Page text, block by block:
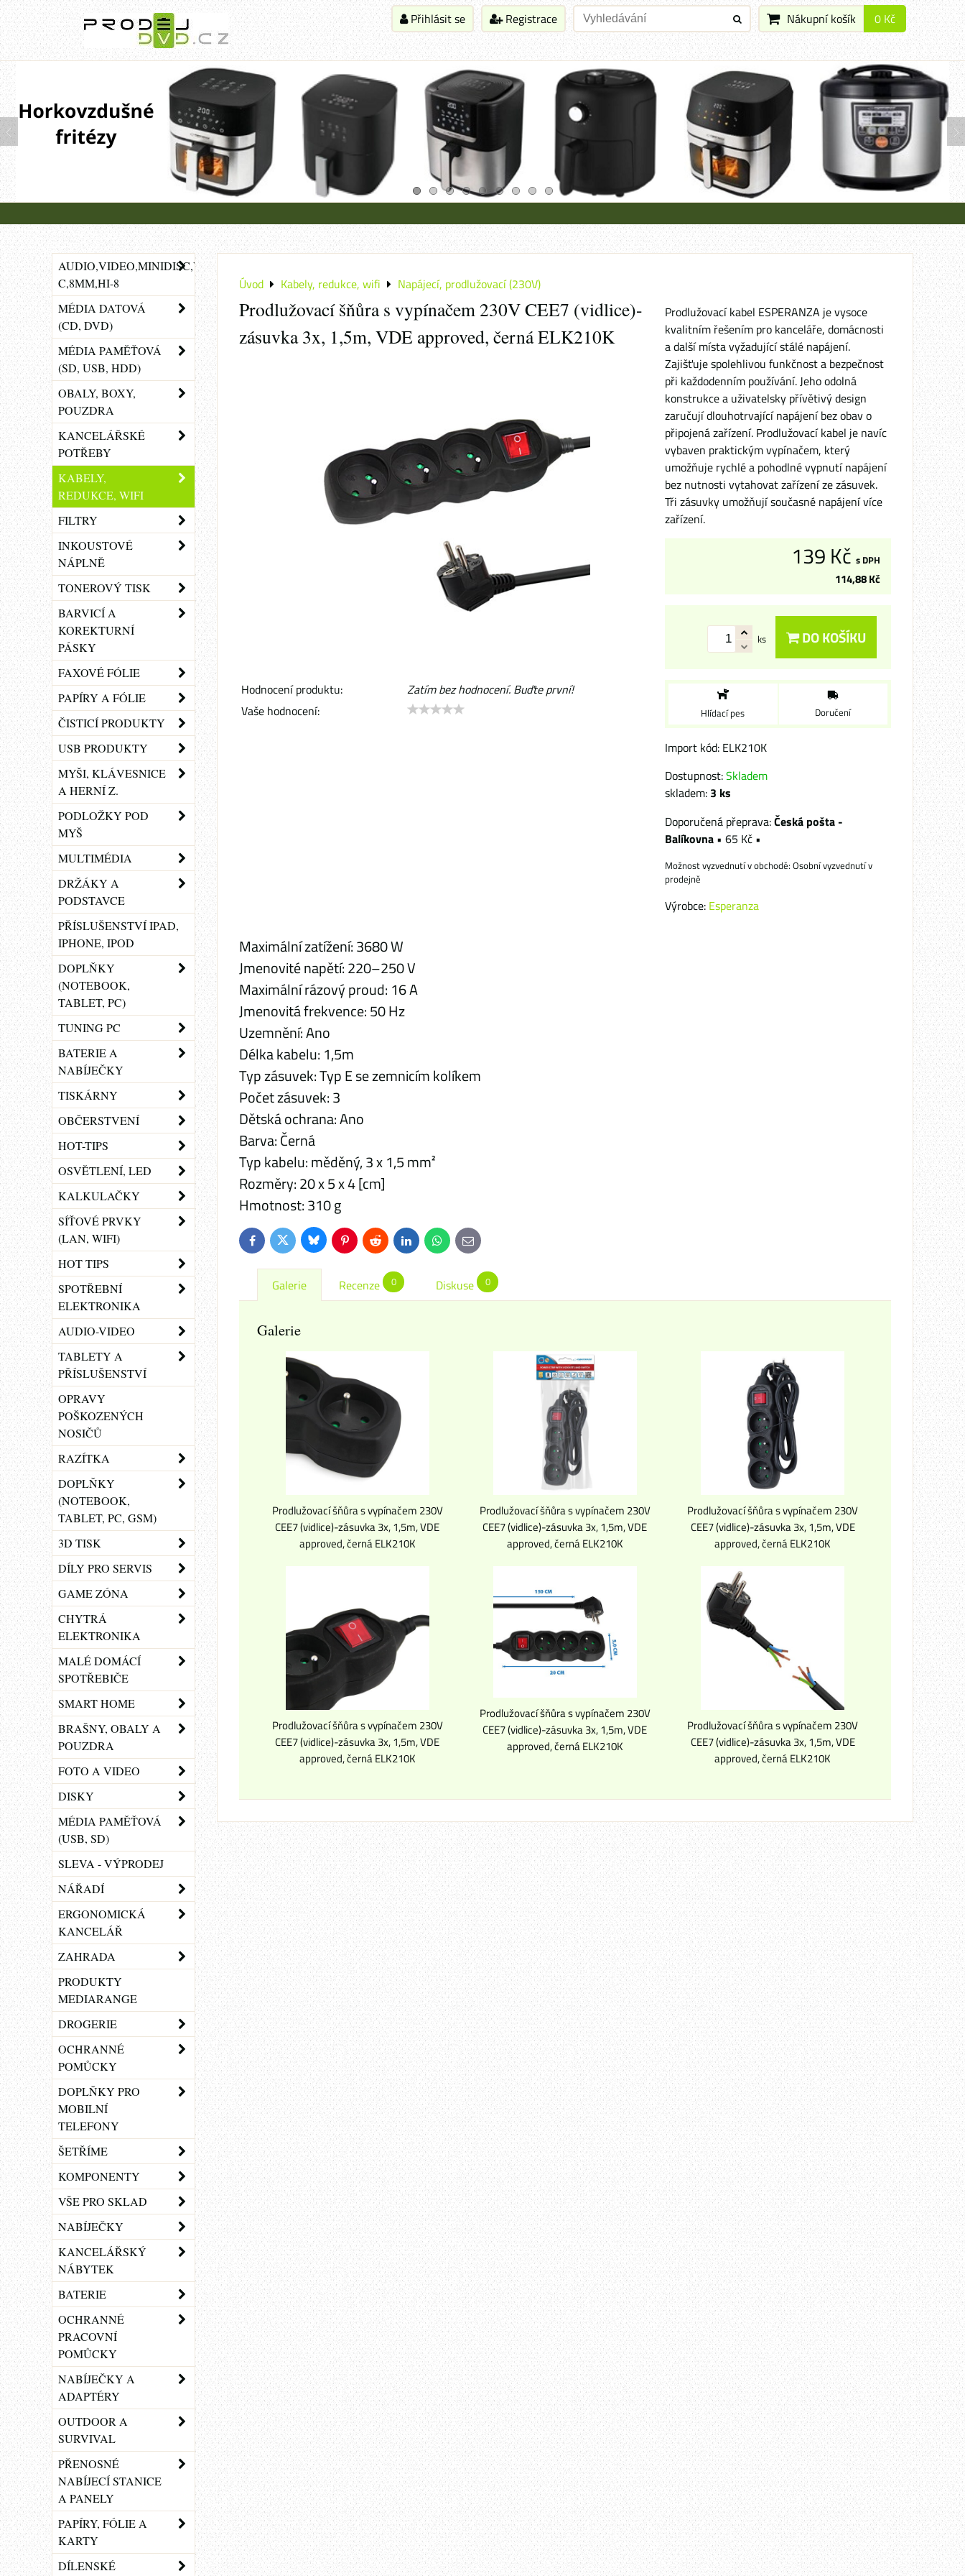
Přihlásit se Registrace Nákupní košík 0 Kč
Úvod Kabely, redukce, wifi Napájecí, prodlužovací (230V)
Prodlužovací šňůra s vypínačem 230V CEE7 (vidlice)-
zásuvka 3x, 1,5m, VDE approved, černá ELK210K
Hodnocení produktu:
Zatím bez hodnocení. Buďte první!
Vaše hodnocení:
Prodlužovací kabel ESPERANZA je vysoce
kvalitním řešením pro kanceláře, domácnosti
a další místa vyžadující stálé napájení.
Zajišťuje spolehlivou funkčnost a bezpečnost
při každodenním používání. Jeho odolná
konstrukce a uživatelsky přívětivý design
zaručují dlouhotrvající napájení bez obav o
připojená zařízení. Prodlužovací kabel je navíc
vybaven praktickým vypínačem, který
umožňuje rychlé a pohodlné vypnutí napájení
bez nutnosti vytahovat zařízení ze zásuvek.
Tři zásuvky umožňují současné napájení více
zařízení.
139 Kč s DPH
114,88 Kč
ks DO KOŠÍKU
Hlídací pes Doručení
Import kód: ELK210K
Dostupnost:Skladem
skladem: 3 ks
Česká pošta -
Balíkovna • 65 Kč •
Osobní vyzvednutí v
prodejně
Výrobce: Esperanza
Maximální zatížení: 3680 W
Jmenovité napětí: 220–250 V
Maximální rázový proud: 16 A
Jmenovitá frekvence: 50 Hz
Uzemnění: Ano
Délka kabelu: 1,5m
Typ zásuvek: Typ E se zemnicím kolíkem
Počet zásuvek: 3
Dětská ochrana: Ano
Barva: Černá
Typ kabelu: měděný, 3 x 1,5 mm²
Rozměry: 20 x 5 x 4 [cm]
Hmotnost: 310 g
FacebookTwitterBlueskyPinterestReddit LinkedInWhatsApp
E-
mail
Galerie Recenze 0 Diskuse 0
Galerie
Prodlužovací šňůra s vypínačem 230V
CEE7 (vidlice)-zásuvka 3x, 1,5m, VDE
approved, černá ELK210K
Prodlužovací šňůra s vypínačem 230V
CEE7 (vidlice)-zásuvka 3x, 1,5m, VDE
approved, černá ELK210K
Prodlužovací šňůra s vypínačem 230V
CEE7 (vidlice)-zásuvka 3x, 1,5m, VDE
approved, černá ELK210K
Prodlužovací šňůra s vypínačem 230V
CEE7 (vidlice)-zásuvka 3x, 1,5m, VDE
approved, černá ELK210K
Prodlužovací šňůra s vypínačem 230V
CEE7 (vidlice)-zásuvka 3x, 1,5m, VDE
approved, černá ELK210K
Prodlužovací šňůra s vypínačem 230V
CEE7 (vidlice)-zásuvka 3x, 1,5m, VDE
approved, černá ELK210K
AUDIO,VIDEO,MINIDISC,VHS-
C,8MM,HI-8
MÉDIA DATOVÁ
(CD, DVD)
MÉDIA PAMĚŤOVÁ
(SD, USB, HDD)
OBALY, BOXY,
POUZDRA
KANCELÁŘSKÉ
POTŘEBY
KABELY,
REDUKCE, WIFI
FILTRY
INKOUSTOVÉ
NÁPLNĚ
TONEROVÝ TISK
BARVICÍ A
KOREKTURNÍ
PÁSKY
FAXOVÉ FÓLIE
PAPÍRY A FÓLIE
ČISTICÍ PRODUKTY
USB PRODUKTY
MYŠI, KLÁVESNICE
A HERNÍ Z.
PODLOŽKY POD
MYŠ
MULTIMÉDIA
DRŽÁKY A
PODSTAVCE
PŘÍSLUŠENSTVÍ IPAD,
IPHONE, IPOD
DOPLŇKY
(NOTEBOOK,
TABLET, PC)
TUNING PC
BATERIE A
NABÍJEČKY
TISKÁRNY
OBČERSTVENÍ
HOT-TIPS
OSVĚTLENÍ, LED
KALKULAČKY
SÍŤOVÉ PRVKY
(LAN, WIFI)
HOT TIPS
SPOTŘEBNÍ
ELEKTRONIKA
AUDIO-VIDEO
TABLETY A
PŘÍSLUŠENSTVÍ
OPRAVY
POŠKOZENÝCH
NOSIČŮ
RAZÍTKA
DOPLŇKY
(NOTEBOOK,
TABLET, PC, GSM)
3D TISK
DÍLY PRO SERVIS
GAME ZÓNA
CHYTRÁ
ELEKTRONIKA
MALÉ DOMÁCÍ
SPOTŘEBIČE
SMART HOME
BRAŠNY, OBALY A
POUZDRA
FOTO A VIDEO
DISKY
MÉDIA PAMĚŤOVÁ
(USB, SD)
SLEVA - VÝPRODEJ
NÁŘADÍ
ERGONOMICKÁ
KANCELÁŘ
ZAHRADA
PRODUKTY
MEDIARANGE
DROGERIE
OCHRANNÉ
POMŮCKY
DOPLŇKY PRO
MOBILNÍ
TELEFONY
ŠETŘÍME
KOMPONENTY
VŠE PRO SKLAD
NABÍJEČKY
KANCELÁŘSKÝ
NÁBYTEK
BATERIE
OCHRANNÉ
PRACOVNÍ
POMŮCKY
NABÍJEČKY A
ADAPTÉRY
OUTDOOR A
SURVIVAL
PŘENOSNÉ
NABÍJECÍ STANICE
A PANELY
PAPÍRY, FÓLIE A
KARTY
DÍLENSKÉ